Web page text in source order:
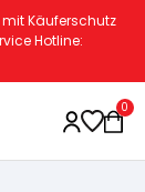
mit Käuferschutz
Hotline:
0